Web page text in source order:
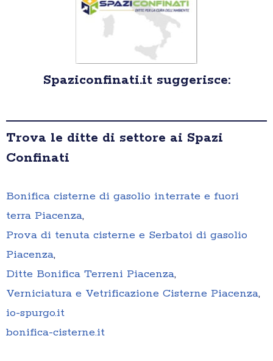
Spaziconfinati.it suggerisce:
Trova le ditte di settore ai Spazi
Confinati
Bonifica cisterne di gasolio interrate e fuori
terra Piacenza,
Prova di tenuta cisterne e Serbatoi di gasolio
Piacenza,
Ditte Bonifica Terreni Piacenza,
Verniciatura e Vetrificazione Cisterne Piacenza,
io-spurgo.it
bonifica-cisterne.it